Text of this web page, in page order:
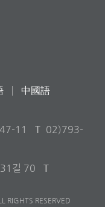
中國語
11
T 02)793-
길 70
T
RESERVED